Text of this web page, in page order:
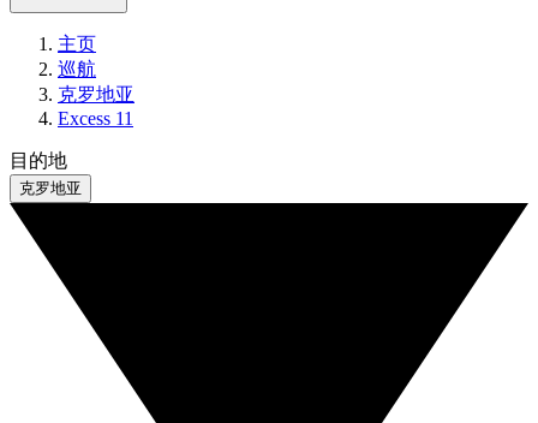
主页
巡航
克罗地亚
Excess 11
目的地
克罗地亚